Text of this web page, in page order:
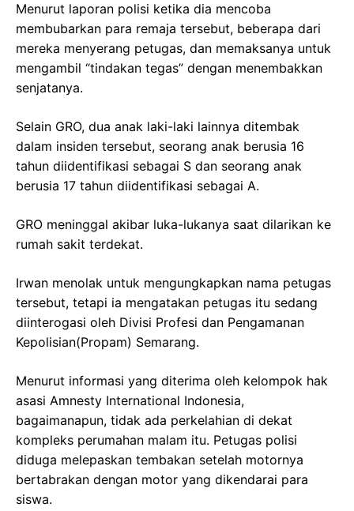
Menurut laporan polisi ketika dia mencoba
membubarkan para remaja tersebut, beberapa dari
mereka menyerang petugas, dan memaksanya untuk
mengambil “tindakan tegas” dengan menembakkan
senjatanya.
Selain GRO, dua anak laki-laki lainnya ditembak
dalam insiden tersebut, seorang anak berusia 16
tahun diidentifikasi sebagai S dan seorang anak
berusia 17 tahun diidentifikasi sebagai A.
GRO meninggal akibar luka-lukanya saat dilarikan ke
rumah sakit terdekat.
Irwan menolak untuk mengungkapkan nama petugas
tersebut, tetapi ia mengatakan petugas itu sedang
diinterogasi oleh Divisi Profesi dan Pengamanan
Kepolisian(Propam) Semarang.
Menurut informasi yang diterima oleh kelompok hak
asasi Amnesty International Indonesia,
bagaimanapun, tidak ada perkelahian di dekat
kompleks perumahan malam itu. Petugas polisi
diduga melepaskan tembakan setelah motornya
bertabrakan dengan motor yang dikendarai para
siswa.